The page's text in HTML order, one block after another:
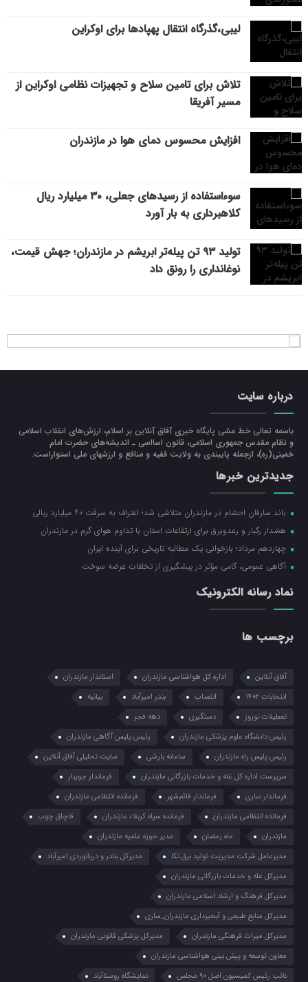
لیبی،گذرگاه انتقال پهپادها برای اوکراین
تلاش برای تامین سلاح و تجهیزات نظامی اوکراین از
مسیر آفریقا
افزایش محسوس دمای هوا در مازندران
سوءاستفاده از رسیدهای جعلی، ۳۰ میلیارد ریال
کلاهبرداری به بار آورد
تولید ۹۳ تن پیله‌تر ابریشم در مازندران؛ جهش قیمت،
نوغانداری را رونق داد
درباره سایت
باسمه تعالی خط مشی پایگاه خبری آفاق آنلاین بر اسلام، ارزش‌هاي انقلاب اسلامي
و نظام مقدس جمهوري اسلامي، قانون اسااسی ـ انديشه‌هاي حضرت امام
خميني(ره)، ازجمله پایبندی به ولايت فقيه و منافع و ارزشهاي ملي استواراست.
جدیدترین خبرها
باند سارقان احشام در مازندران متلاشی شد؛ اعتراف به سرقت ۴۰ میلیارد ریالی
هشدار رگبار و رعدوبرق برای ارتفاعات استان با تداوم هوای گرم در مازندران
چهاردهم مرداد؛ بازخوانی یک مطالبه تاریخی برای آینده ایران
آگاهی عمومی، گامی مؤثر در پیشگیری از تخلفات عرضه سوخت
نماد رسانه الکترونیک
برچسب ها
آفاق آنلاین اداره کل هواشناسی مازندران
استاندار مازندران
انتخابات ۱۴۰۲
انتصاب بندر امیرآباد
بیانیه
تعطیلات نوروز
دستگیری
دهه فجر
رئیس دانشگاه علوم پزشکی مازندران
رئیس پلیس آگاهی مازندران
رئیس پلیس راه مازندران
سامانه بارشی
سایت تحلیلی آفاق آنلاین
سرپرست اداره کل غله و خدمات بازرگانی مازندران
فرماندار جویبار
فرماندار ساری
فرماندار قائم‌شهر
فرمانده انتظامي مازندران
فرمانده انتظامی مازندران
فرمانده سپاه کربلاء مازندران
قاچاق چوب
مازندران
ماه رمضان
مدیر حوزه علمیه مازندران
مدیرعامل شرکت مدیریت تولید برق نکا
مدیرکل بنادر و دریانوردی امیرآباد
مدیرکل غله و خدمات بازرگانی مازندران
مدیرکل فرهنگ و ارشاد اسلامی مازندران
مدیرکل منابع طبیعی و آبخیزداری مازندران_ساری
مدیرکل میراث فرهنگی مازندران
مدیرکل پزشکی قانونی مازندران
معاون توسعه و پیش بینی هواشناسی مازندران
نائب رئیس کمیسیون اصل ۹۰ مجلس
نمایشگاه روستا‌آباد